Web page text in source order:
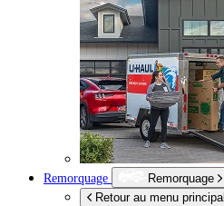
Remorquage
Remorquage
Retour au menu principal